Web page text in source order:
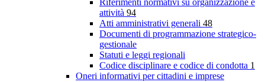
Riferimenti normativi su organizzazione e
attività 94
Atti amministrativi generali 48
Documenti di programmazione strategico-
gestionale
Statuti e leggi regionali
Codice disciplinare e codice di condotta 1
Oneri informativi per cittadini e imprese